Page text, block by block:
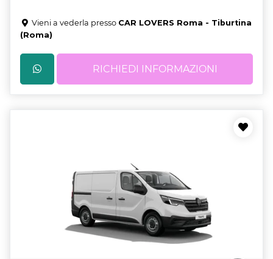
Vieni a vederla presso CAR LOVERS Roma - Tiburtina
(Roma)
RICHIEDI INFORMAZIONI